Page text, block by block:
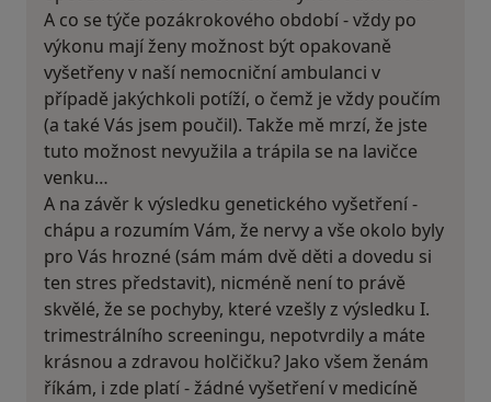
A co se týče pozákrokového období - vždy po
výkonu mají ženy možnost být opakovaně
vyšetřeny v naší nemocniční ambulanci v
případě jakýchkoli potíží, o čemž je vždy poučím
(a také Vás jsem poučil). Takže mě mrzí, že jste
tuto možnost nevyužila a trápila se na lavičce
venku…
A na závěr k výsledku genetického vyšetření -
chápu a rozumím Vám, že nervy a vše okolo byly
pro Vás hrozné (sám mám dvě děti a dovedu si
ten stres představit), nicméně není to právě
skvělé, že se pochyby, které vzešly z výsledku I.
trimestrálního screeningu, nepotvrdily a máte
krásnou a zdravou holčičku? Jako všem ženám
říkám, i zde platí - žádné vyšetření v medicíně